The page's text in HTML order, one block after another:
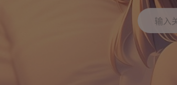
输入